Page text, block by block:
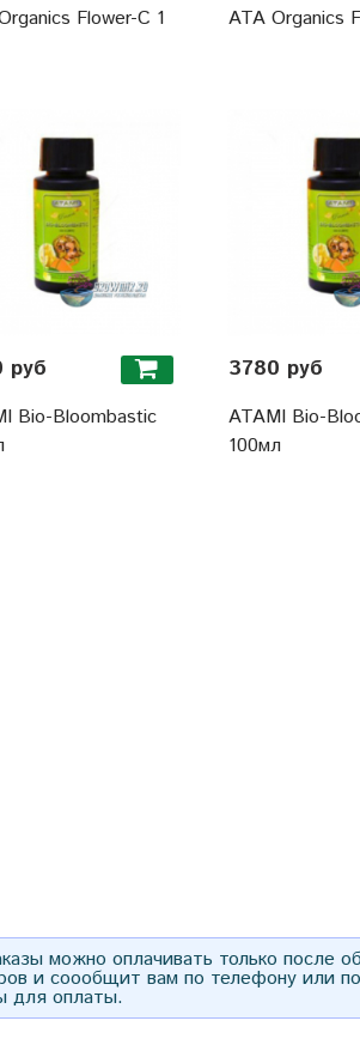
Flower-C 1
ATA Organics
руб
Bio-Bloombastic
3780 руб
ATAMI Bio-
100мл
можно оплачивать только после
и соообщит вам по телефону или
для оплаты.